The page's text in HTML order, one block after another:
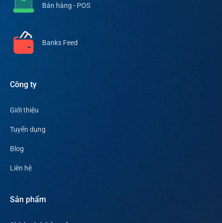
Bán hàng - POS
Banks Feed
Công ty
Giới thiệu
Tuyển dụng
Blog
Liên hệ
Sản phẩm